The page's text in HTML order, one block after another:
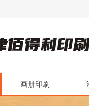
画册印刷